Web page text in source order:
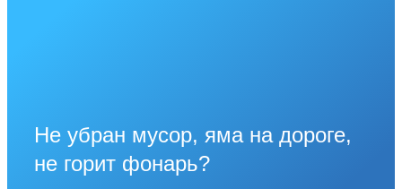
Не убран мусор, яма на дороге,
не горит фонарь?